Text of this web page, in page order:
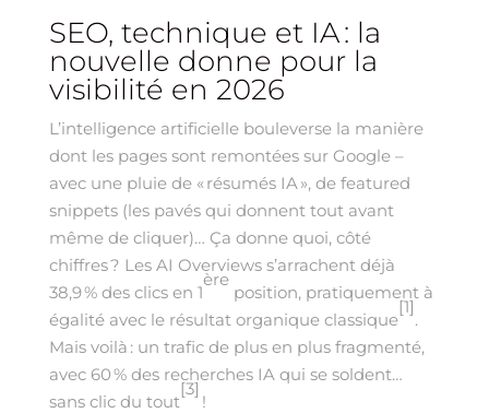
SEO, technique et IA : la
nouvelle donne pour la
visibilité en 2026
L’intelligence artificielle bouleverse la manière
dont les pages sont remontées sur Google –
avec une pluie de « résumés IA », de featured
snippets (les pavés qui donnent tout avant
même de cliquer)… Ça donne quoi, côté
chiffres ? Les AI Overviews s’arrachent déjà
38,9 % des clics en 1
ère
position, pratiquement à
égalité avec le résultat organique classique
[1]
.
Mais voilà : un trafic de plus en plus fragmenté,
avec 60 % des recherches IA qui se soldent…
sans clic du tout
[3]
!